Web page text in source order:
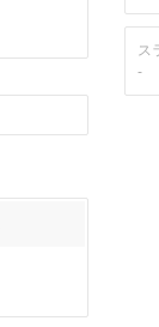
ス
-